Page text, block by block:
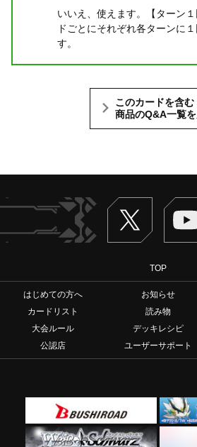
いいえ、使えます。【ターン
ドごとにそれぞれ各ターンに
す。
このカードを含む
商品のQ&A一覧
Twitter
TOP
はじめての方へ お知らせ
カードリスト
読み物
大会ルール
デッキレシピ
公認店
ユーザーサポート